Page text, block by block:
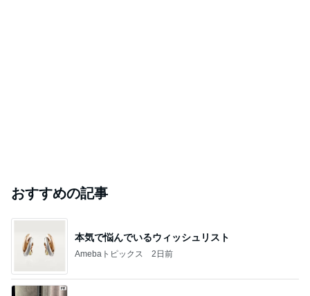
おすすめの記事
本気で悩んでいるウィッシュリスト
Amebaトピックス 2日前